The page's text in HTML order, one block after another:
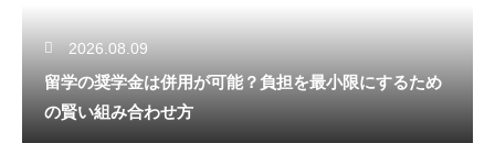
2026.08.09
留学の奨学金は併用が可能？負担を最小限にするため
の賢い組み合わせ方